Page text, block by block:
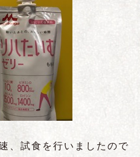
、試食を行いましたので